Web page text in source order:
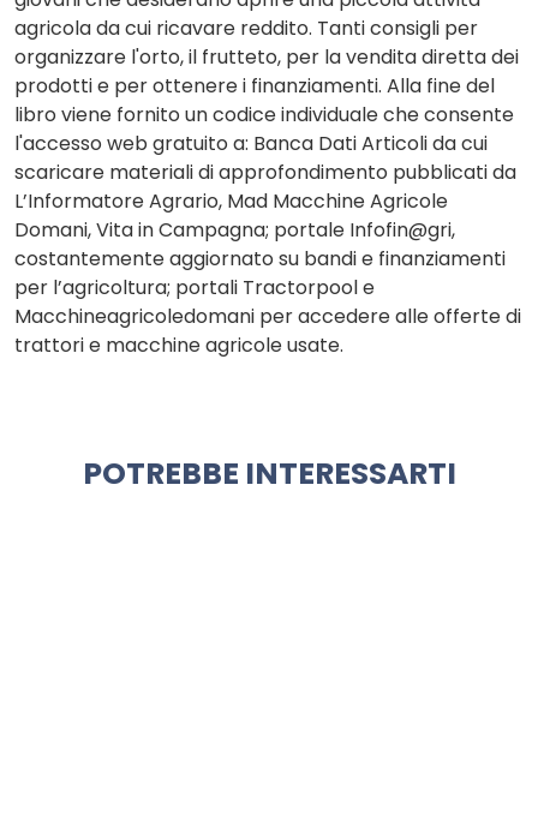
agricola da cui ricavare reddito. Tanti consigli per
organizzare l'orto, il frutteto, per la vendita diretta dei
prodotti e per ottenere i finanziamenti. Alla fine del
libro viene fornito un codice individuale che consente
l'accesso web gratuito a: Banca Dati Articoli da cui
scaricare materiali di approfondimento pubblicati da
L’Informatore Agrario, Mad Macchine Agricole
Domani, Vita in Campagna; portale Infofin@gri,
costantemente aggiornato su bandi e finanziamenti
per l’agricoltura; portali Tractorpool e
Macchineagricoledomani per accedere alle offerte di
trattori e macchine agricole usate.
POTREBBE INTERESSARTI